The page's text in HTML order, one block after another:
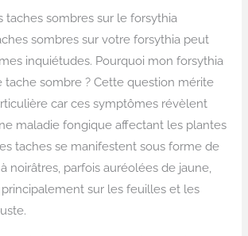
taches sombres sur le forsythia
sombres sur votre forsythia peut
inquiétudes. Pourquoi mon forsythia
tache sombre ? Cette question mérite
car ces symptômes révèlent
maladie fongique affectant les plantes
taches se manifestent sous forme de
noirâtres, parfois auréolées de jaune,
sur les feuilles et les